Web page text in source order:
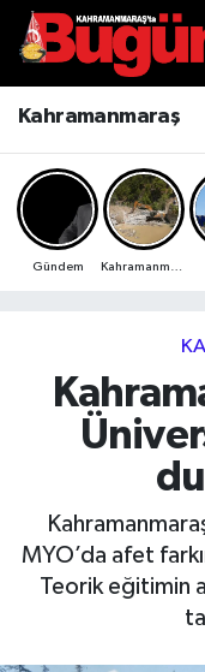
Kahramanmaraş
Gündem
MYO’da afet
Teorik eğitimin
Bilim ve
Çevre
Ekonomi
Güncel
Haberde İnsan
Süper Lig
Tüm
Son Dakika
Haber Arşivi